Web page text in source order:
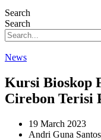
Search
Search
News
Kursi Bioskop
Cirebon Terisi
19 March 2023
Andri Guna